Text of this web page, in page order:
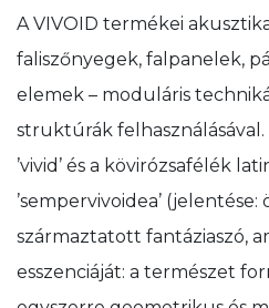
A VIVOID termékei
faliszőnyegek, falpanelek,
elemek – moduláris
struktúrák felhasználásával.
’vivid’ és a kövirózsafélék
’sempervivoidea’
származtatott fantáziaszó,
esszenciáját: a természet